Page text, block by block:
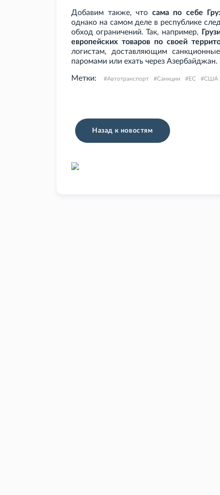
Добавим также, что сама по себе
однако на самом деле в республике
обход ограничений. Так, например,
европейских товаров по своей
логистам, доставляющим
паромами или ехать через Азербайджан.
Метки: Автотранспорт Санкции ЕС США
Назад к новостям